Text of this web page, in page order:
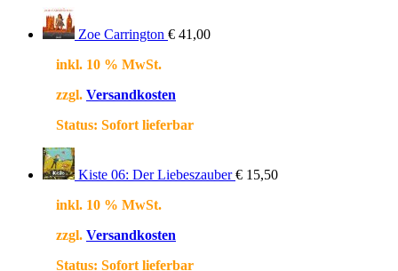
Zoe Carrington € 41,00
inkl. 10 % MwSt.
zzgl. Versandkosten
Status: Sofort lieferbar
Kiste 06: Der Liebeszauber € 15,50
inkl. 10 % MwSt.
zzgl. Versandkosten
Status: Sofort lieferbar